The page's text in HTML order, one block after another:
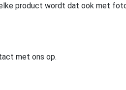
product wordt dat ook met
met ons op.